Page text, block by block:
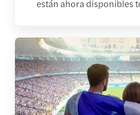
están ahora disponibles